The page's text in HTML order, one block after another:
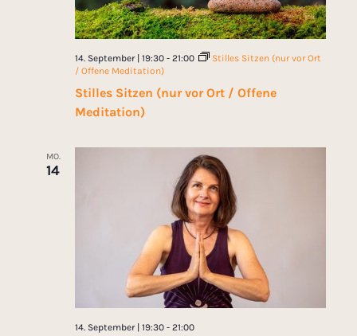
Stilles Sitzen (nur vor Ort / Offene
Meditation)
14. September | 19:30- 21:00
Stilles Sitzen (nur vor Ort
/ Offene Meditation)
MO.
14
14. September | 19:30- 21:00